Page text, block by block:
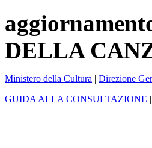
DELLA
Ministero della Cultura | Direzione
GUIDA ALLA CONSULTAZIONE |